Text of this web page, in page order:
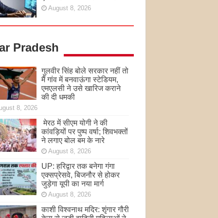
August 8, 2026
Pradesh
गुलवीर सिंह बोले सरकार नहीं तो
मैं गांव में बनवाऊंगा स्टेडियम,
एमएलसी ने उसे खारिज कराने
की दी धमकी
8, 2026
मेरठ में सीएम योगी ने की
कांवड़ियों पर पुष्प वर्षा; शिवभक्तों
ने लगाए बोल बम के नारे
August 8, 2026
UP: हरिद्वार तक बनेगा गंगा
एक्सप्रेसवे, बिजनौर से होकर
जुड़ेगा यूपी का नया मार्ग
August 8, 2026
काशी विश्वनाथ मदिर: शृंगार गौरी